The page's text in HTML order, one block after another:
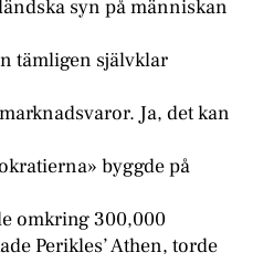
syn på människan
tämligen självklar
Ja, det kan
byggde på
omkring 300,000
Perikles’ Athen, torde